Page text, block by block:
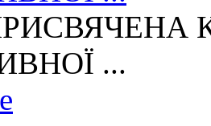
...